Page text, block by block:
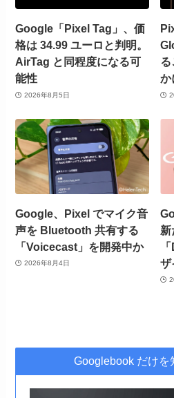
Google「Pixel Tag」、価
格は 34.99 ユーロと判明。
AirTag と同程度になる可
能性
2026年8月5日
る
か
Google、Pixel でマイク音
声を Bluetooth 共有する
「Voicecast」を開発中か
2026年8月4日
新
ザ
Googlebook だけを